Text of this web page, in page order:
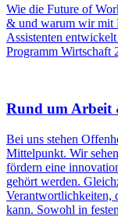
Wie die Future of
& und warum wir mit
Assistenten
Programm Wirtschaft
Rund um
Bei uns stehen
Mittelpunkt. Wir
fördern eine
gehört werden.
Verantwortlichkeiten,
kann. Sowohl in